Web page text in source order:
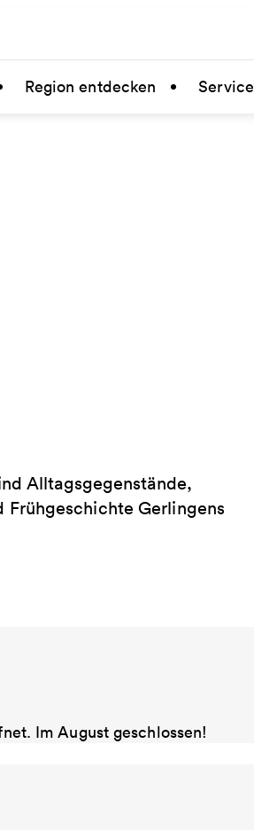
Region entdecken Service
Alltagsgegenstände,
Frühgeschichte Gerlingens
Im August geschlossen!